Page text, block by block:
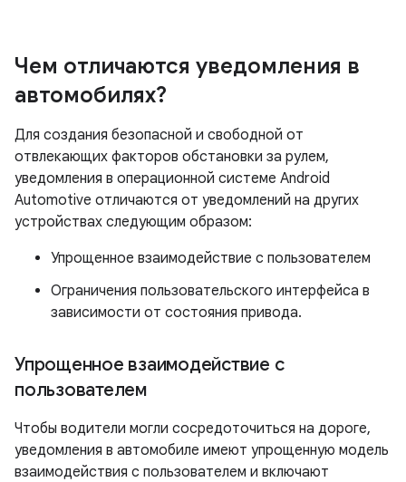
Чем отличаются уведомления в
автомобилях?
Для создания безопасной и свободной от
отвлекающих факторов обстановки за рулем,
уведомления в операционной системе Android
Automotive отличаются от уведомлений на других
устройствах следующим образом:
Упрощенное взаимодействие с пользователем
Ограничения пользовательского интерфейса в
зависимости от состояния привода.
Упрощенное взаимодействие с
пользователем
Чтобы водители могли сосредоточиться на дороге,
уведомления в автомобиле имеют упрощенную модель
взаимодействия с пользователем и включают